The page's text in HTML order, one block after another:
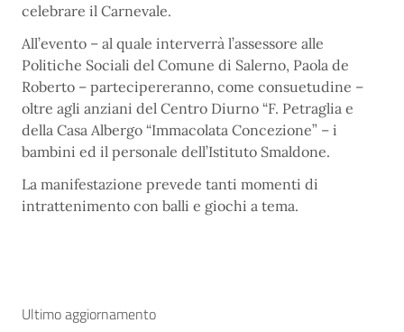
celebrare il Carnevale.
All’evento – al quale interverrà l’assessore alle
Politiche Sociali del Comune di Salerno, Paola de
Roberto – partecipereranno, come consuetudine –
oltre agli anziani del Centro Diurno “F. Petraglia e
della Casa Albergo “Immacolata Concezione” – i
bambini ed il personale dell’Istituto Smaldone.
La manifestazione prevede tanti momenti di
intrattenimento con balli e giochi a tema.
Ultimo aggiornamento